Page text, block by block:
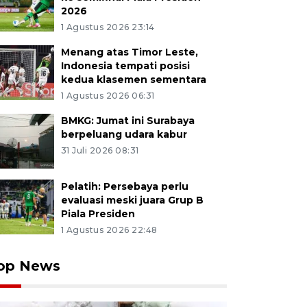
2026
1 Agustus 2026 23:14
Menang atas Timor Leste,
Indonesia tempati posisi
kedua klasemen sementara
1 Agustus 2026 06:31
BMKG: Jumat ini Surabaya
berpeluang udara kabur
31 Juli 2026 08:31
Pelatih: Persebaya perlu
evaluasi meski juara Grup B
Piala Presiden
1 Agustus 2026 22:48
News